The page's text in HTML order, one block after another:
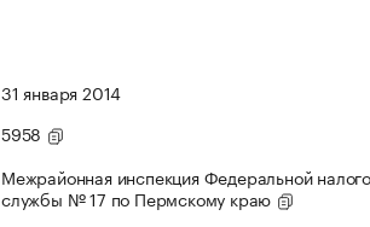
31 января 2014
5958
Межрайонная инспекция Федеральной
службы № 17 по Пермскому краю